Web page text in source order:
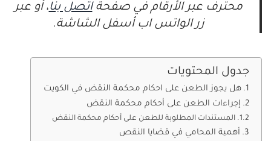
محترف عبر الأرقام في صفحةاتصل بنا، أو عبر
زر الواتس اب أسفل الشاشة.
جدول المحتويات
هل يجوز الطعن على احكام محكمة النقض في الكويت
إجراءات الطعن على أحكام محكمة النقض
المستندات المطلوبة للطعن على أحكام محكمة النقض
أهمية المحامي في قضايا النقص